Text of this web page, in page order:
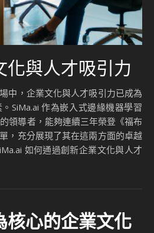
化與人才吸引力
中，企業文化與人才吸引力已成為
SiMa.ai 作為嵌入式邊緣機器學習
領導者，能夠連續三年榮登《福布
，充分展現了其在這兩方面的卓越
如何通過創新企業文化與人才
核心的企業文化